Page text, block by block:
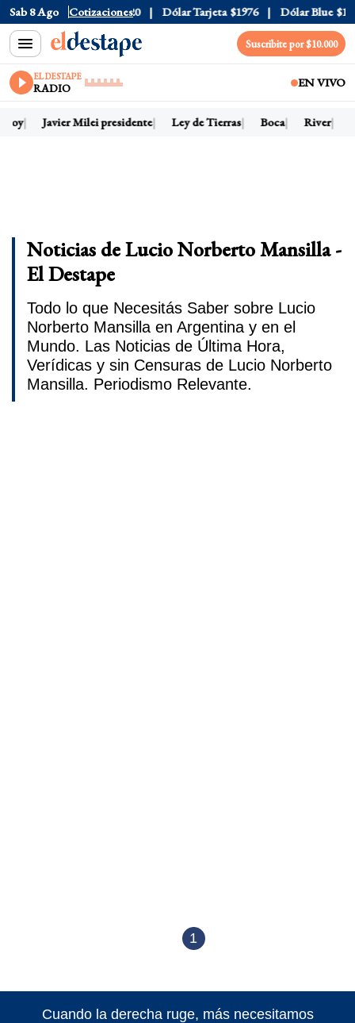
Sab 8 Ago Cotizaciones
Dólar Oficial $1520 Dólar Tarjeta $1976 Dólar Blue
Suscribite por $10.000
EL DESTAPE
RADIO EN VIVO
hoy Javier Milei presidente Ley de Tierras Boca River
Noticias de Lucio Norberto Mansilla -
El Destape
Todo lo que Necesitás Saber sobre Lucio
Norberto Mansilla en Argentina y en el
Mundo. Las Noticias de Última Hora,
Verídicas y sin Censuras de Lucio Norberto
Mansilla. Periodismo Relevante.
1
Cuando la derecha ruge, más necesitamos